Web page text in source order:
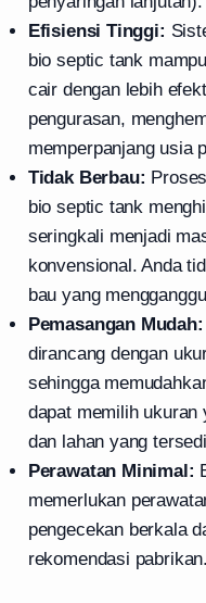
Efisiensi Tinggi:
bio septic tank
cair dengan lebih
pengurasan,
memperpanjang usia
Tidak Berbau:
bio septic tank
seringkali menjadi
konvensional. Anda
bau yang
Pemasangan Mudah:
dirancang dengan
sehingga
dapat memilih ukuran
dan lahan yang
Perawatan Minimal:
memerlukan
pengecekan berkala
rekomendasi pabrikan.